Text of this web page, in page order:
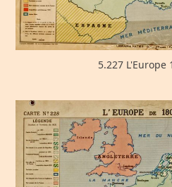
5.227 L'Europe